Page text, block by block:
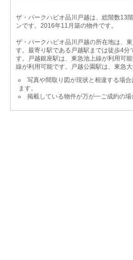
ザ・パークハビオ品川戸越は、総階数13
ンです。2016年11月築の物件です。
ザ・パークハビオ品川戸越の所在地は、
す。最寄り駅である戸越駅までは徒歩4分
す。戸越銀座駅は、東急池上線が利用可
線が利用可能です。戸越公園駅は、東急大
写真や間取り図が現状と相違する場
ます。
掲載している物件が万が一ご成約の場